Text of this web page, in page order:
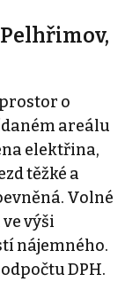
o
areálu
elektřina,
těžké a
Volné
výši
nájemného.
DPH.